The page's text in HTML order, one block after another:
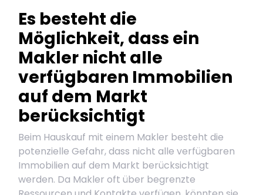
Es besteht die
Möglichkeit, dass ein
Makler nicht alle
verfügbaren Immobilien
auf dem Markt
berücksichtigt
Beim Hauskauf mit einem Makler besteht die
potenzielle Gefahr, dass nicht alle verfügbaren
Immobilien auf dem Markt berücksichtigt
werden. Da Makler oft über begrenzte